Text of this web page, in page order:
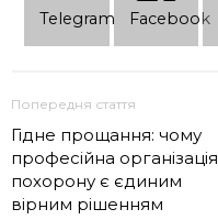
Telеgram Facebook
Попередня стаття
Гідне прощання: чому
професійна організація
похорону є єдиним
вірним рішенням